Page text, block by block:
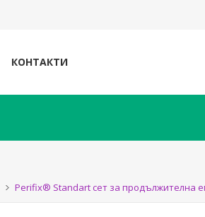
КОНТАКТИ
Perifix® Standart сет за продължителна